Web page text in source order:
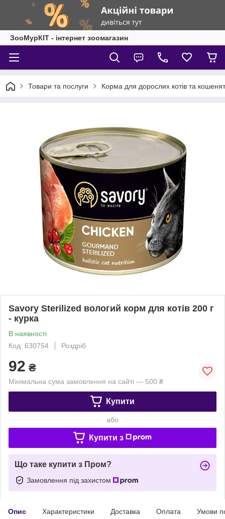
ЗооМурКІТ - інтернет зоомагазин
Товари та послуги Корма для дорослих котів та кошенят
Savory Sterilized вологий корм для котів 200 г
- курка
В наявності
Код: 630754
Роздріб
92 ₴
Мінімальна сума замовлення на сайті — 500 ₴
Купити
або
Купити з
Що таке купити з Пром?
Замовлення під захистом
Опис Характеристики Доставка Оплата Умови